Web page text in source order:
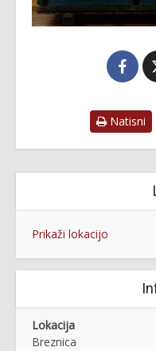
Natisni
Prikaži lokacijo
Lokacija
Breznica